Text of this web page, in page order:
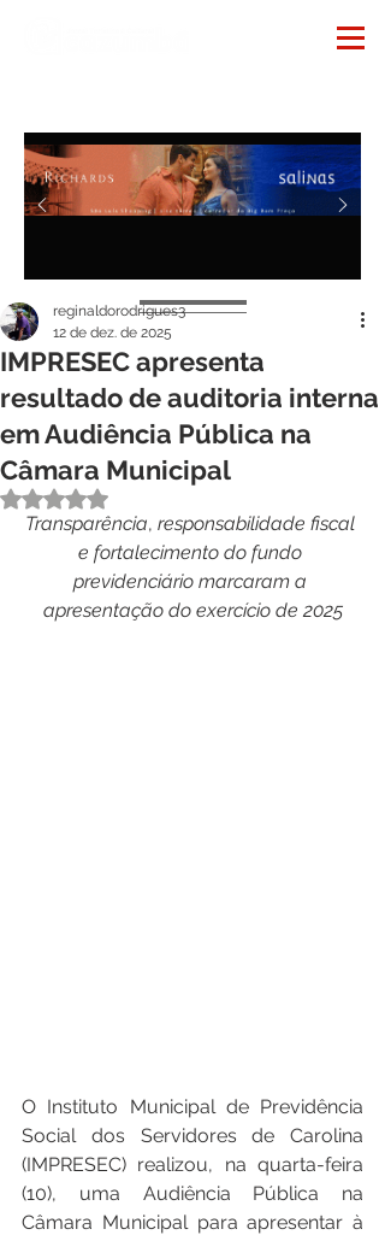
IMPRESEC apresenta
resultado de auditoria interna
em Audiência Pública na
Câmara Municipal
reginaldorodrigues3
12 de dez. de 2025
Avaliado com NaN de 5 estrelas.
Transparência, responsabilidade fiscal
e fortalecimento do fundo
previdenciário marcaram a
apresentação do exercício de 2025
O Instituto Municipal de Previdência
Social dos Servidores de Carolina
(IMPRESEC) realizou, na quarta-feira
(10), uma Audiência Pública na
Câmara Municipal para apresentar à